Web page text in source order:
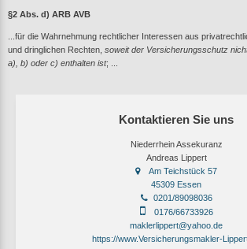
Kontaktieren Sie uns
Niederrhein Assekuranz
Andreas Lippert
Am Teichstück 57
45309 Essen
0201/89098036
0176/66733926
maklerlippert@yahoo.de
https://www.Versicherungsmakler-
§2 Abs. d) ARB AVB
...für die Wahrnehmung rechtlicher Interessen aus
und dringlichen Rechten, soweit der Versicherungsschutz
a), b) oder c) enthalten ist; ...